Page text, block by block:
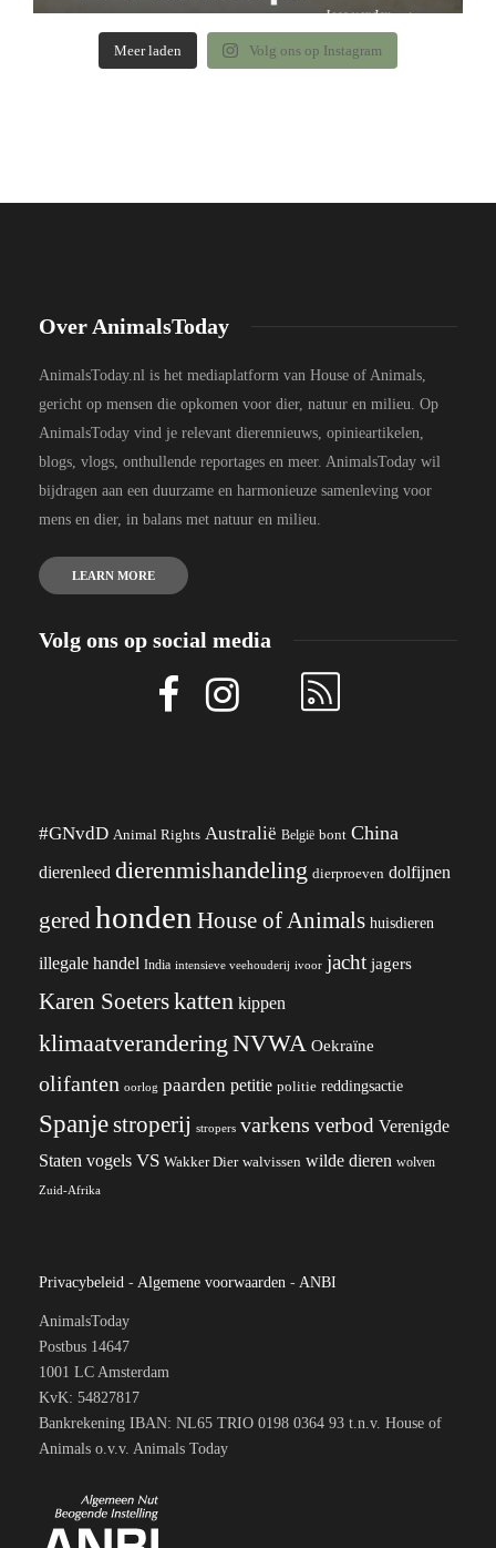
Meer laden Volg ons op Instagram
Over AnimalsToday
AnimalsToday.nl is het mediaplatform van House of Animals,
gericht op mensen die opkomen voor dier, natuur en milieu. Op
AnimalsToday vind je relevant dierennieuws, opinieartikelen,
blogs, vlogs, onthullende reportages en meer. AnimalsToday wil
bijdragen aan een duurzame en harmonieuze samenleving voor
mens en dier, in balans met natuur en milieu.
LEARN MORE
Volg ons op social media
#GNvdD Animal Rights Australië België bont China
dierenleed dierenmishandeling dierproeven dolfijnen
gered honden House of Animals huisdieren
illegale handel India intensieve veehouderij ivoor jacht jagers
Karen Soeterskatten kippen
klimaatverandering NVWA Oekraïne
olifanten oorlog paarden petitie politie reddingsactie
Spanjestroperij stropers varkens verbod Verenigde
Staten vogels VS Wakker Dier walvissen wilde dieren wolven
Zuid-Afrika
Privacybeleid - Algemene voorwaarden - ANBI
AnimalsToday
Postbus 14647
1001 LC Amsterdam
KvK: 54827817
Bankrekening IBAN: NL65 TRIO 0198 0364 93 t.n.v. House of
Animals o.v.v. Animals Today